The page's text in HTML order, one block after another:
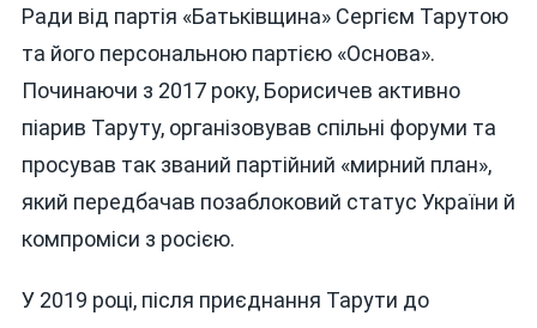
Ради від партія «Батьківщина» Сергієм Тарутою
та його персональною партією «Основа».
Починаючи з 2017 року, Борисичев активно
піарив Таруту, організовував спільні форуми та
просував так званий партійний «мирний план»,
який передбачав позаблоковий статус України й
компроміси з росією.
У 2019 році, після приєднання Тарути до